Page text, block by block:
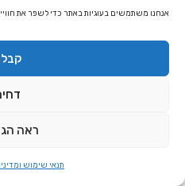
אנחנו משתמשים בעוגיות באתר כדי לשפר את
ראה
תנאי שימוש